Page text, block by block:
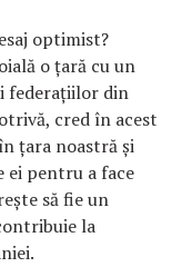
optimist?
o țară cu un
federațiilor din
cred în acest
țara noastră și
ei pentru a face
să fie un
la